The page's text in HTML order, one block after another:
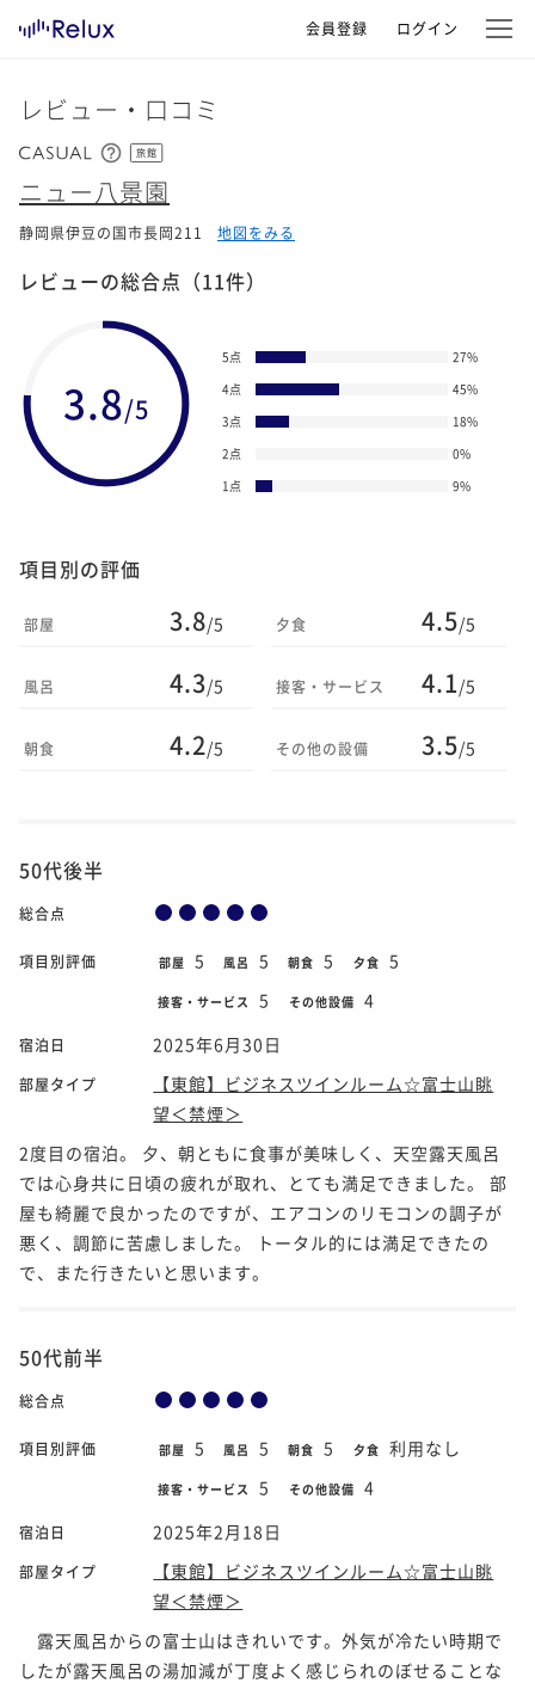
会員登録 ログイン
レビュー・口コミ
旅館
ニュー八景園
静岡県伊豆の国市長岡211 地図をみる
レビューの総合点 （11件）
3.8/5
5点 27%
4点
45%
3点
18%
2点
0%
1点
9%
項目別の評価
部屋 3.8/5
風呂 4.3/5
朝食 4.2/5
夕食 4.5/5
接客・サービス 4.1/5
その他の設備 3.5/5
50代後半
総合点
項目別評価 部屋 5 風呂 5 朝食 5 夕食 5
接客・サービス 5 その他設備 4
宿泊日 2025年6月30日
部屋タイプ
【東館】ビジネスツインルーム☆富士山眺
望＜禁煙＞
2度目の宿泊。 夕、朝ともに食事が美味しく、天空露天風呂
では心身共に日頃の疲れが取れ、とても満足できました。 部
屋も綺麗で良かったのですが、エアコンのリモコンの調子が
悪く、調節に苦慮しました。 トータル的には満足できたの
で、また行きたいと思います。
50代前半
総合点
項目別評価 部屋 5 風呂 5 朝食 5 夕食 利用なし
接客・サービス 5 その他設備 4
宿泊日 2025年2月18日
部屋タイプ
【東館】ビジネスツインルーム☆富士山眺
望＜禁煙＞
露天風呂からの富士山はきれいです。外気が冷たい時期で
したが露天風呂の湯加減が丁度よく感じられのぼせることな